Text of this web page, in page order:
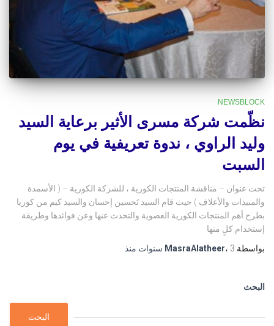
NEWSBLOCK
نظّمت شركة مسرى الأثير برعاية السيد
وليد الراوي ، ندوة تعريفية في يوم
السبت
تحت عنوان – مناقشة المنتجات الكورية ، للشركة الكورية – ( الأسمدة
والمبيدات والأعلاف ) حيث قام السيد تَحسين إحسان والسيد كيم من كوريا
بطرح أهم المنتجات الكورية العضوية والتحدث عنها وعن فوائدها وطريقة
إستخدام كلٍ منها
بواسطة
MasraAlatheer، 3 سنوات منذ
البحث
البحث